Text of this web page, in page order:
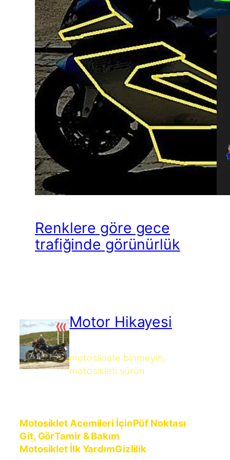
Renklere göre gece
trafiğinde görünürlük
Motor Hikayesi
motosiklete binmeyin,
motosikleti sürün
Motosiklet Acemileri İçinPüf Noktası
Git, GörTamir & Bakım
Motosiklet İlk YardımGizlilik